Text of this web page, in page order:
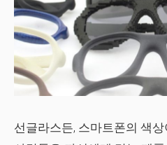
선글라스든, 스마트폰의 색